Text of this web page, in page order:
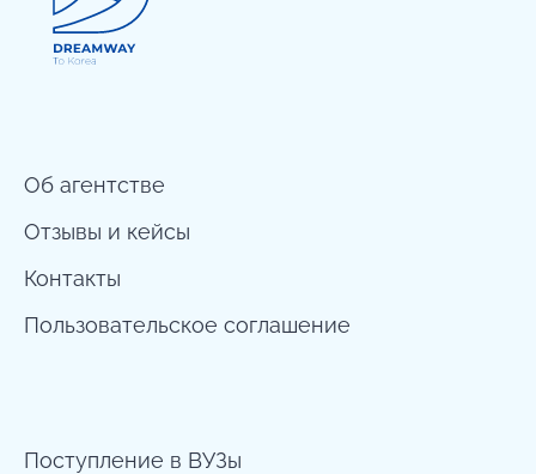
Об агентстве
Отзывы и кейсы
Контакты
Пользовательское соглашение
Поступление в ВУЗы